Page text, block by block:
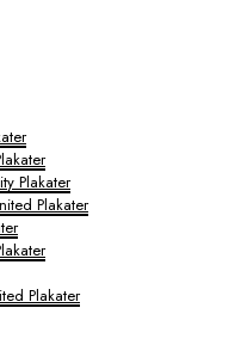
Plakater
Plakater
Plakater